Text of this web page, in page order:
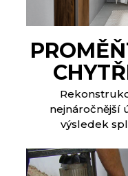
nejnáročnější
výsledek